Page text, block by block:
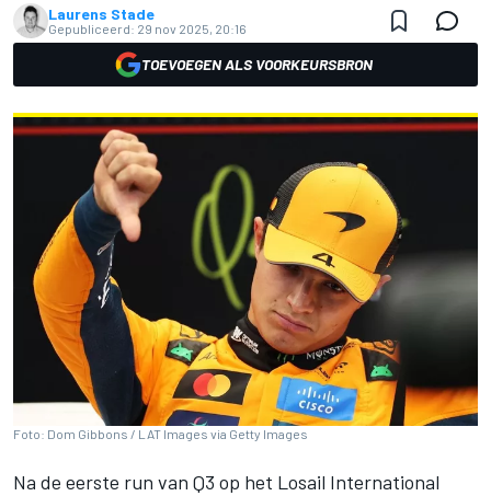
Laurens Stade
Gepubliceerd: 29 nov 2025, 20:16
TOEVOEGEN ALS VOORKEURSBRON
Foto: Dom Gibbons / LAT Images via Getty Images
Na de eerste run van Q3 op het Losail International